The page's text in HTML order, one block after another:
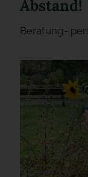
Abstand!
Beratung-